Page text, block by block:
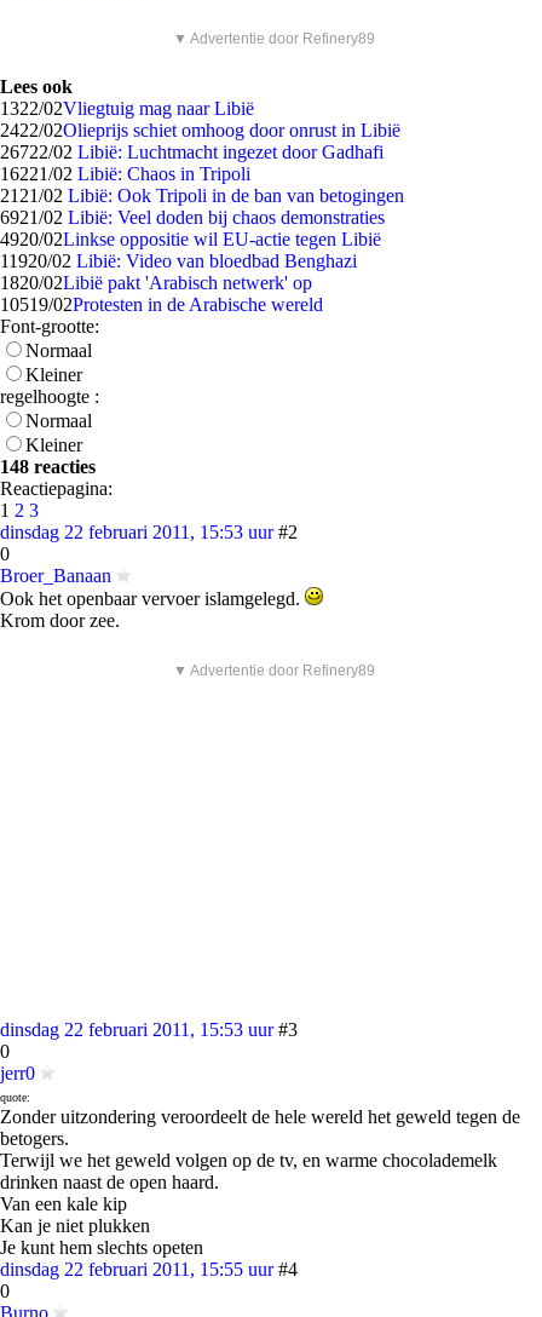
▼ Advertentie door Refinery89
Lees ook
1322/02Vliegtuig mag naar Libië
2422/02Olieprijs schiet omhoog door onrust in Libië
26722/02 Libië: Luchtmacht ingezet door Gadhafi
16221/02 Libië: Chaos in Tripoli
21 21/02 Libië: Ook Tripoli in de ban van betogingen
6921/02 Libië: Veel doden bij chaos demonstraties
4920/02Linkse oppositie wil EU-actie tegen Libië
11920/02 Libië: Video van bloedbad Benghazi
1820/02Libië pakt 'Arabisch netwerk' op
10519/02Protesten in de Arabische wereld
Font-grootte:
Normaal
Kleiner
regelhoogte :
Normaal
Kleiner
148 reacties
Reactiepagina:
1 2 3
dinsdag 22 februari 2011, 15:53 uur #2
0
Broer_Banaan
Ook het openbaar vervoer islamgelegd.
Krom door zee.
▼ Advertentie door Refinery89
dinsdag 22 februari 2011, 15:53 uur #3
0
jerr0
quote:
Zonder uitzondering veroordeelt de hele wereld het geweld tegen de
betogers.
Terwijl we het geweld volgen op de tv, en warme chocolademelk
drinken naast de open haard.
Van een kale kip
Kan je niet plukken
Je kunt hem slechts opeten
dinsdag 22 februari 2011, 15:55 uur #4
0
Burno